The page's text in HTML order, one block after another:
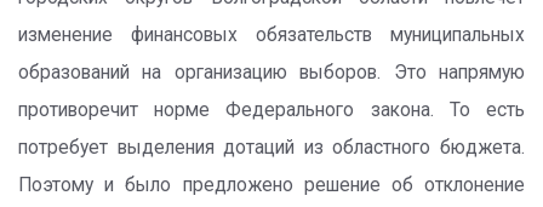
изменение финансовых обязательств муниципальных
образований на организацию выборов. Это напрямую
противоречит норме Федерального закона. То есть
потребует выделения дотаций из областного бюджета.
Поэтому и было предложено решение об отклонение